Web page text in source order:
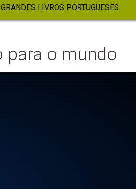
GRANDES LIVROS PORTUGUESES
para o mundo